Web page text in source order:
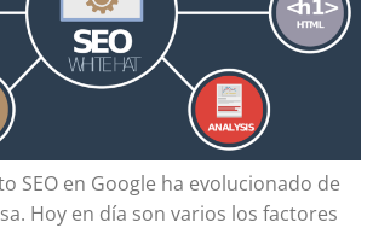
SEO en Google ha evolucionado de
Hoy en día son varios los factores